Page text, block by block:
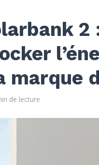
2
marque
de lecture